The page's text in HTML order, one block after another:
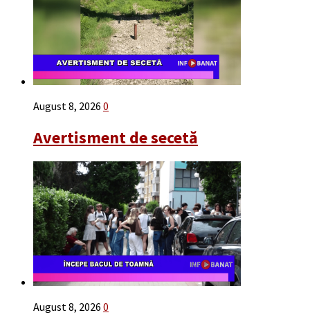
August 8, 2026 0
Avertisment de secetă
August 8, 2026 0